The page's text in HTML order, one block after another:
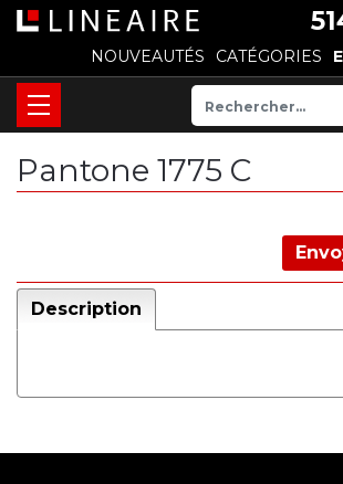
NOUVEAUTÉS CATÉGORIES
Pantone 1775 C
Description